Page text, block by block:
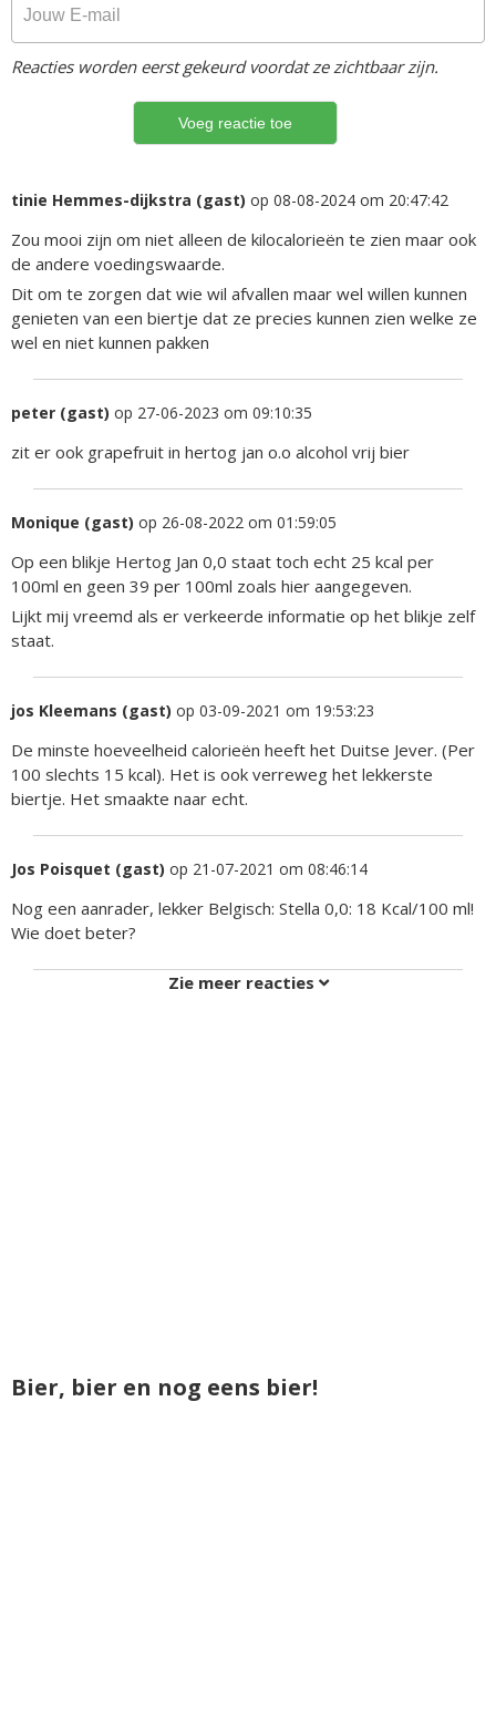
Reacties worden eerst gekeurd voordat ze zichtbaar zijn.
tinie Hemmes-dijkstra (gast) op 08-08-2024 om 20:47:42
Zou mooi zijn om niet alleen de kilocalorieën te zien maar ook
de andere voedingswaarde.
Dit om te zorgen dat wie wil afvallen maar wel willen kunnen
genieten van een biertje dat ze precies kunnen zien welke ze
wel en niet kunnen pakken
peter (gast) op 27-06-2023 om 09:10:35
zit er ook grapefruit in hertog jan o.o alcohol vrij bier
Monique (gast) op 26-08-2022 om 01:59:05
Op een blikje Hertog Jan 0,0 staat toch echt 25 kcal per
100ml en geen 39 per 100ml zoals hier aangegeven.
Lijkt mij vreemd als er verkeerde informatie op het blikje zelf
staat.
jos Kleemans (gast) op 03-09-2021 om 19:53:23
De minste hoeveelheid calorieën heeft het Duitse Jever. (Per
100 slechts 15 kcal). Het is ook verreweg het lekkerste
biertje. Het smaakte naar echt.
Jos Poisquet (gast) op 21-07-2021 om 08:46:14
Nog een aanrader, lekker Belgisch: Stella 0,0: 18 Kcal/100 ml!
Wie doet beter?
Zie meer reacties
Bier, bier en nog eens bier!